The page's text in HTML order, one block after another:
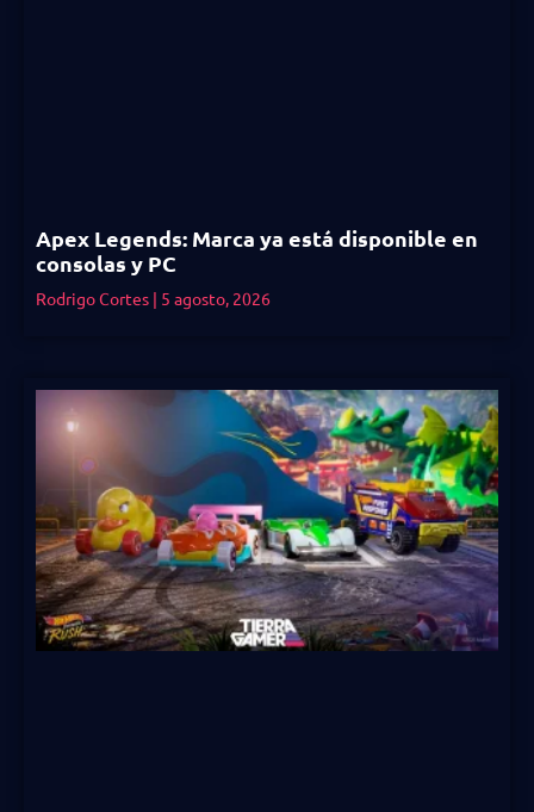
Apex Legends: Marca ya está disponible en
consolas y PC
Rodrigo Cortes 5 agosto, 2026